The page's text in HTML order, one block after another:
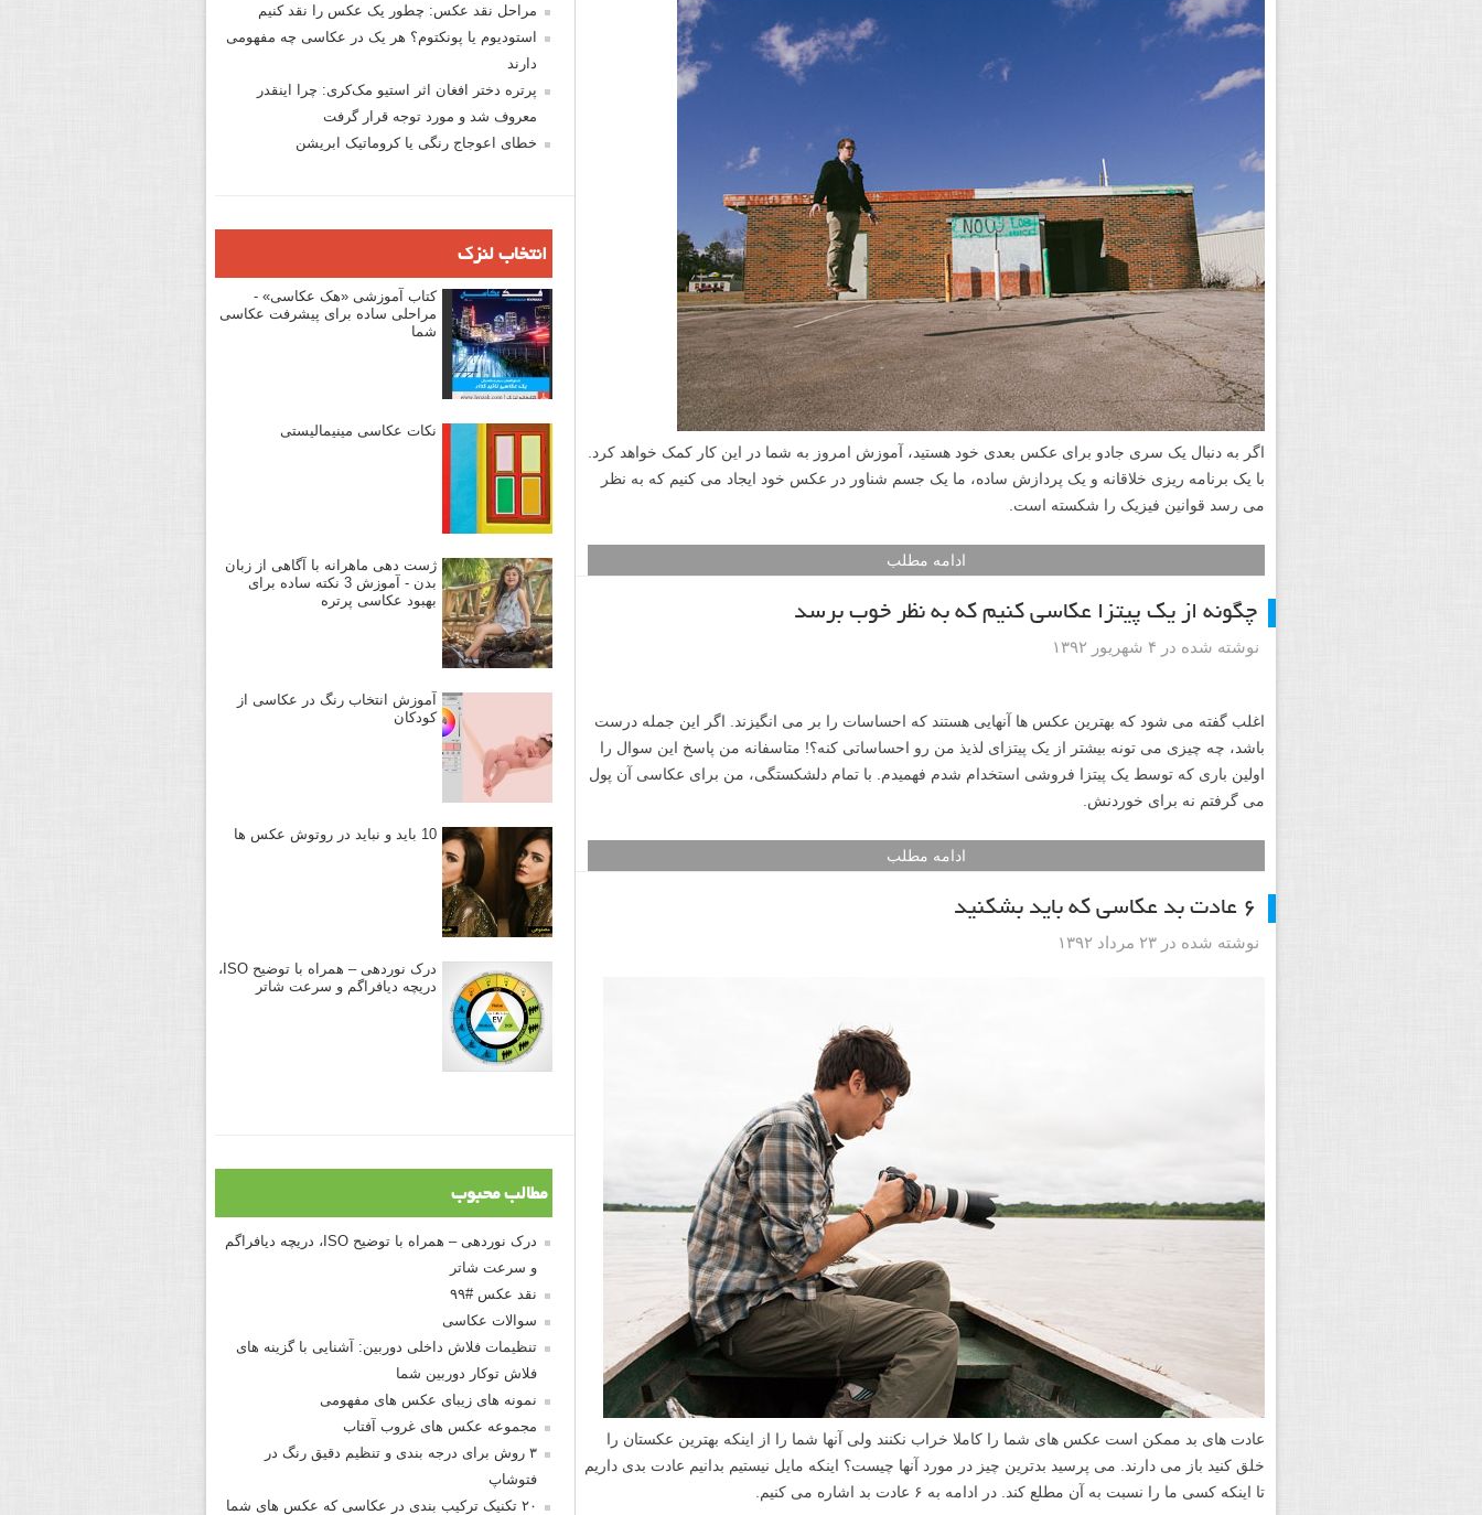
اگر به دنبال یک سری جادو برای عکس بعدی خود هستید، آموزش امروز به شما در این کار کمک خواهد کرد.
با یک برنامه ریزی خلاقانه و یک پردازش ساده، ما یک جسم شناور در عکس خود ایجاد می کنیم که به نظر
می رسد قوانین فیزیک را شکسته است.
ادامه مطلب
چگونه از یک پیتزا عکاسی کنیم که به نظر خوب برسد
نوشته شده در ۴ شهریور ۱۳۹۲
اغلب گفته می شود که بهترین عکس ها آنهایی هستند که احساسات را بر می انگیزند. اگر این جمله درست
باشد، چه چیزی می تونه بیشتر از یک پیتزای لذیذ من رو احساساتی کنه؟! متاسفانه من پاسخ این سوال را
اولین باری که توسط یک پیتزا فروشی استخدام شدم فهمیدم. با تمام دلشکستگی، من برای عکاسی آن پول
می گرفتم نه برای خوردنش.
ادامه مطلب
۶ عادت بد عکاسی که باید بشکنید
نوشته شده در ۲۳ مرداد ۱۳۹۲
عادت های بد ممکن است عکس های شما را کاملا خراب نکنند ولی آنها شما را از اینکه بهترین عکستان را
خلق کنید باز می دارند. می پرسید بدترین چیز در مورد آنها چیست؟ اینکه مایل نیستیم بدانیم عادت بدی داریم
تا اینکه کسی ما را نسبت به آن مطلع کند. در ادامه به ۶ عادت بد اشاره می کنیم.
مراحل نقد عکس: چطور یک عکس را نقد کنیم
استودیوم یا پونکتوم؟ هر یک در عکاسی چه مفهومی
دارند
پرتره دختر افغان اثر استیو مک‌کری: چرا اینقدر
معروف شد و مورد توجه قرار گرفت
خطای اعوجاج رنگی یا کروماتیک ابریشن
انتخاب لنزک
کتاب آموزشی «هک عکاسی» -
مراحلی ساده برای پیشرفت عکاسی
شما
نکات عکاسی مینیمالیستی
ژست دهی ماهرانه با آگاهی از زبان
بدن - آموزش 3 نکته ساده برای
بهبود عکاسی پرتره
آموزش انتخاب رنگ در عکاسی از
کودکان
10 باید و نباید در روتوش عکس ها
درک نوردهی – همراه با توضیح ISO،
دریچه دیافراگم و سرعت شاتر
مطالب محبوب
درک نوردهی – همراه با توضیح ISO، دریچه دیافراگم
و سرعت شاتر
نقد عکس #۹۹
سوالات عکاسی
تنظیمات فلاش داخلی دوربین: آشنایی با گزینه های
فلاش توکار دوربین شما
نمونه های زیبای عکس های مفهومی
مجموعه عکس های غروب آفتاب
۳ روش برای درجه بندی و تنظیم دقیق رنگ در
فتوشاپ
۲۰ تکنیک ترکیب بندی در عکاسی که عکس های شما